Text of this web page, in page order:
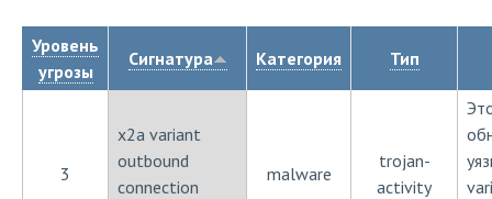
Уровень
угрозы
Сигнатура Категория Тип
3
x2a variant
outbound
connection
malware
trojan-
activity